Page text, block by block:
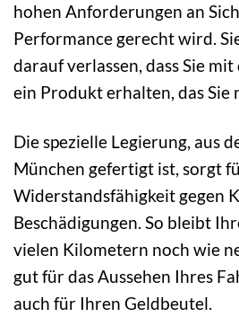
hohen Anforderungen an
Performance gerecht wird.
darauf verlassen, dass Sie
ein Produkt erhalten, das Sie
Die spezielle Legierung, aus
München gefertigt ist, sorgt
Widerstandsfähigkeit gegen
Beschädigungen. So bleibt
vielen Kilometern noch wie
gut für das Aussehen Ihres
auch für Ihren Geldbeutel.